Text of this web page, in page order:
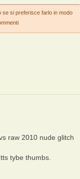
se si preferisce farlo in modo
raw 2010 nude glitch
tybe thumbs.